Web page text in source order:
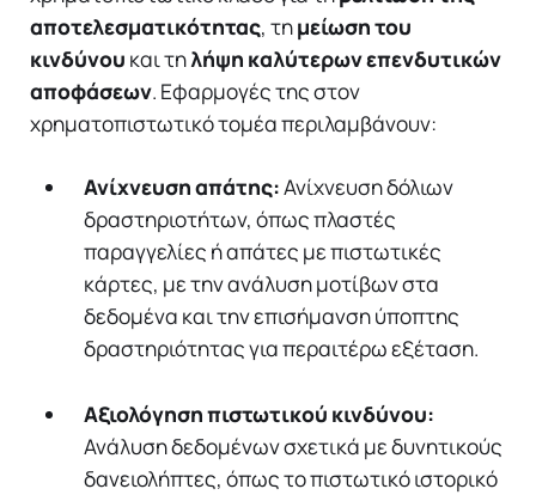
αποτελεσματικότητας, τημείωση του
κινδύνου και τηλήψη καλύτερων επενδυτικών
αποφάσεων. Εφαρμογές της στον
χρηματοπιστωτικό τομέα περιλαμβάνουν:
Ανίχνευση απάτης:Ανίχνευση δόλιων
δραστηριοτήτων, όπως πλαστές
παραγγελίες ή απάτες με πιστωτικές
κάρτες, με την ανάλυση μοτίβων στα
δεδομένα και την επισήμανση ύποπτης
δραστηριότητας για περαιτέρω εξέταση.
Αξιολόγηση πιστωτικού κινδύνου:
Ανάλυση δεδομένων σχετικά με δυνητικούς
δανειολήπτες, όπως το πιστωτικό ιστορικό